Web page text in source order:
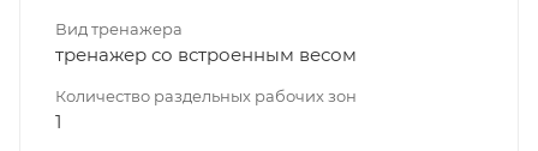
Вид тренажера
тренажер со встроенным весом
Количество раздельных рабочих зон
1